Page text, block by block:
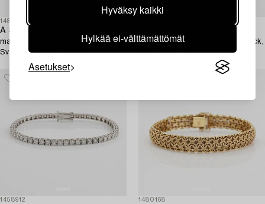
Hyväksy kaikki
Hylkää ei-välttämättömät
Asetukset
1487573
A Swedish Silver Bracelet,
mark of Guld-& Silversmedjan
Sven Börje H, Lund 1954.
14K kultaa, Bismarck, Westerback,
Helsinki 1968.
1458912 1480168